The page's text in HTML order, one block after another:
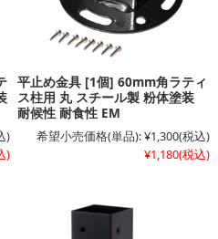
)
)
平止め金具 [1個] 60mm角ラティ
ス柱用 丸 スチール製 粉体塗装
耐候性 耐食性 EM
希望小売価格(単品):¥1,300(税込)
¥1,180(税込)